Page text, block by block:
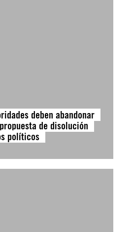
deben abandonar
de disolución
políticos